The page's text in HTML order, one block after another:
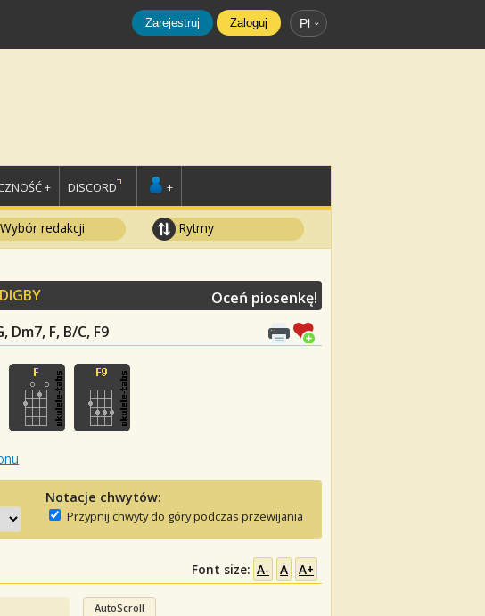
Zarejestruj Zaloguj Pl
+ DISCORD +
Wybór redakcji Rytmy
Dm7, F, B/C, F9
Oceń piosenkę!
Notacje chwytów:
Przypnij chwyty do góry podczas przewijania
Font size: A- A A+
AutoScroll